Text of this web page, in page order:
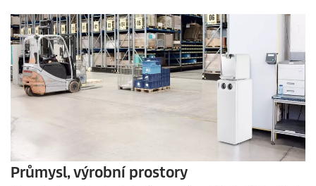
Průmysl, výrobní prostory